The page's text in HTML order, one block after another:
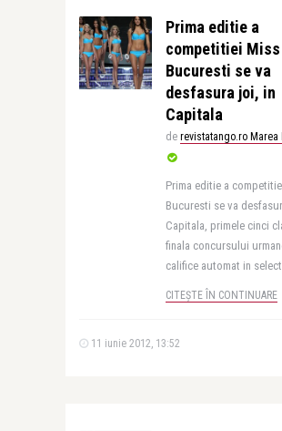
Prima editie a
competitiei Miss
Bucuresti se va
desfasura joi, in
Capitala
de revistatango.ro Marea
Prima editie a
Bucuresti se va
Capitala, primele cinci
finala concursului
califice automat in
CITEȘTE ÎN CONTINUARE
11 iunie 2012, 13:52